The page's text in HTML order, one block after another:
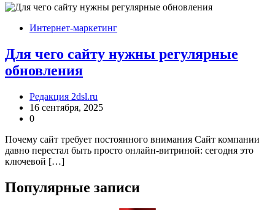
Интернет-маркетинг
Для чего сайту нужны регулярные
обновления
Редакция 2dsl.ru
16 сентября, 2025
0
Почему сайт требует постоянного внимания Сайт компании
давно перестал быть просто онлайн-витриной: сегодня это
ключевой […]
Популярные записи